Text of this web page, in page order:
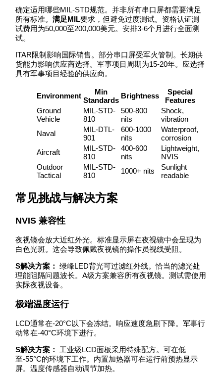
确定适用哪些MIL-STD规范。并非所有串口屏都需要满足
所有标准。满足MIL要求，但避免过度测试。资格认证测
试费用为50,000至200,000美元。安排3-6个月进行全面测
试。
ITAR限制影响国际销售。部分串口屏受军火管制。长期供
货能力影响供应商选择。军事项目周期为15-20年。应选择
具有军事项目经验的供应商。
Environment
Min
Standards
Brightness
Special
Features
Ground
Vehicle
MIL-STD-
810
500-800
nits
Shock,
vibration
Naval
MIL-DTL-
901
600-1000
nits
Waterproof,
corrosion
Aircraft
MIL-STD-
810
400-600
nits
Lightweight,
NVIS
Outdoor
Tactical
MIL-STD-
810
1000+ nits
Sunlight
readable
常见挑战与解决方案
NVIS 兼容性
夜视镜会放大近红外光。标准显示屏在夜视镜中会呈现为
白色光斑。这会导致佩戴夜视镜的操作员视线受阻。
S解决方案： 绿峰LED背光可过滤红外线。恰当的滤光处
理能阻隔问题波长。A级方案兼容所有夜视镜。测试需使用
实际夜视设备。
极端温度运行
LCD通常在-20°C以下会冻结。响应速度急剧下降。军事行
动常在-40°C环境下进行。
S解决方案：
工业级LCD面板采用特殊配方。可在低
至-55°C的环境下工作。内置加热器可在运行前预热显示
屏。温度传感器自动调节加热。